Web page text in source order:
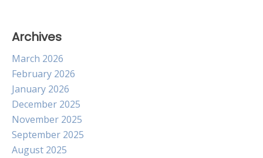
Archives
March 2026
February 2026
January 2026
December 2025
November 2025
September 2025
August 2025